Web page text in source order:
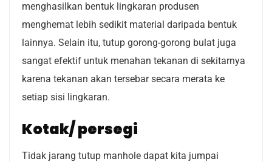
menghasilkan bentuk lingkaran produsen
menghemat lebih sedikit material daripada bentuk
lainnya. Selain itu, tutup gorong-gorong bulat juga
sangat efektif untuk menahan tekanan di sekitarnya
karena tekanan akan tersebar secara merata ke
setiap sisi lingkaran.
Kotak/ persegi
Tidak jarang tutup manhole dapat kita jumpai